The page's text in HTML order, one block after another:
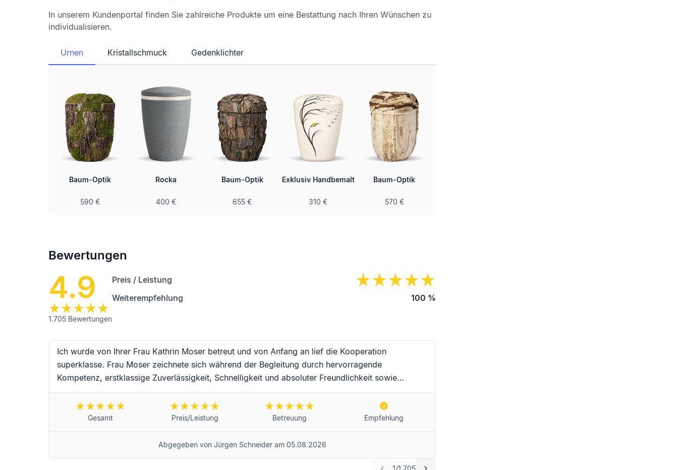
In unserem Kundenportal finden Sie zahlreiche Produkte um eine Bestattung nach Ihren Wünschen zu
individualisieren.
Urnen Kristallschmuck Gedenklichter
Baum-Optik
590 €
Rocka
400 €
Baum-Optik
655 €
Exklusiv Handbemalt
310 €
Baum-Optik
570 €
Bewertungen
4.9
1.705 Bewertungen
Preis / Leistung
Weiterempfehlung
100 %
1/1.705
Ich wurde von Ihrer Frau Kathrin Moser betreut und von Anfang an lief die Kooperation
superklasse. Frau Moser zeichnete sich während der Begleitung durch hervorragende
Kompetenz, erstklassige Zuverlässigkeit, Schnelligkeit und absoluter Freundlichkeit sowie
Einfühlungsvermögen aus. Vielen Dank an Frau Moser und das Team für die erstklassige
Begleitung während dieser schwierigen Trauer-Zeit. Für Frau Moser und das Unternehmen
wünsche ich alles erdenklich Gute und werde Sie selbstredend weiterempfehlen! Beste Grüße aus
Gesamt Preis/Leistung Betreuung Empfehlung
Abgegeben von Jürgen Schneideram 05.08.2026